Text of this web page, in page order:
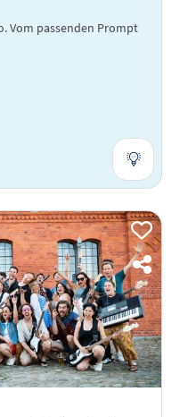
Vom passenden Prompt